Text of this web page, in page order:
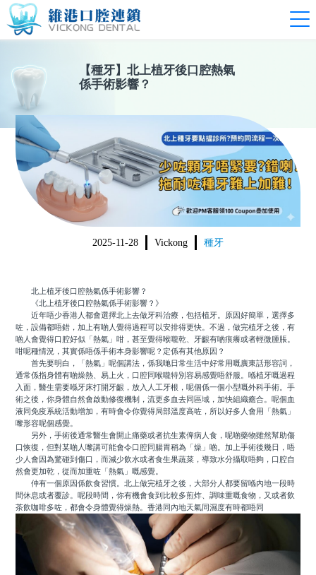
【種牙】 北上植牙後口腔熱氣
係手術影響？
2025-11-28 Vickong 種牙
北上植牙後口腔熱氣係手術影響？
《北上植牙後口腔熱氣係手術影響？》
近年唔少香港人都會選擇北上去做牙科治療，包括植牙。原因好簡單，選擇多
咗，設備都唔錯，加上有啲人覺得過程可以安排得更快。不過，做完植牙之後，有
啲人會覺得口腔好似「熱氣」咁，甚至覺得喉嚨乾、牙齦有啲痕癢或者輕微腫脹。
咁呢種情況，其實係唔係手術本身影響呢？定係有其他原因？
首先要明白，「熱氣」呢個講法，係我哋日常生活中好常用嘅廣東話形容詞，
通常係指身體有啲燥熱、易上火，口腔同喉嚨特別容易感覺唔舒服。喺植牙嘅過程
入面，醫生需要喺牙床打開牙齦，放入人工牙根，呢個係一個小型嘅外科手術。手
術之後，你身體自然會啟動修復機制，流更多血去同區域，加快組織癒合。呢個血
液同免疫系統活動增加，有時會令你覺得局部溫度高咗，所以好多人會用「熱氣」
嚟形容呢個感覺。
另外，手術後通常醫生會開止痛藥或者抗生素俾病人食，呢啲藥物雖然幫助傷
口恢復，但對某啲人嚟講可能會令口腔同腸胃稍為「燥」啲。加上手術後幾日，唔
少人會因為驚碰到傷口，而減少飲水或者食生果蔬菜，導致水分攝取唔夠，口腔自
然會更加乾，從而加重咗「熱氣」嘅感覺。
仲有一個原因係飲食習慣。北上做完植牙之後，大部分人都要留喺內地一段時
間休息或者覆診。呢段時間，你有機會食到比較多煎炸、調味重嘅食物，又或者飲
茶飲咖啡多咗，都會令身體覺得燥熱。香港同內地天氣同濕度有時都唔同